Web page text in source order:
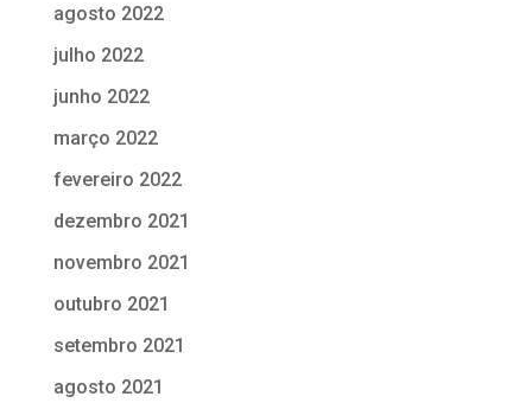
agosto 2022
julho 2022
junho 2022
março 2022
fevereiro 2022
dezembro 2021
novembro 2021
outubro 2021
setembro 2021
agosto 2021